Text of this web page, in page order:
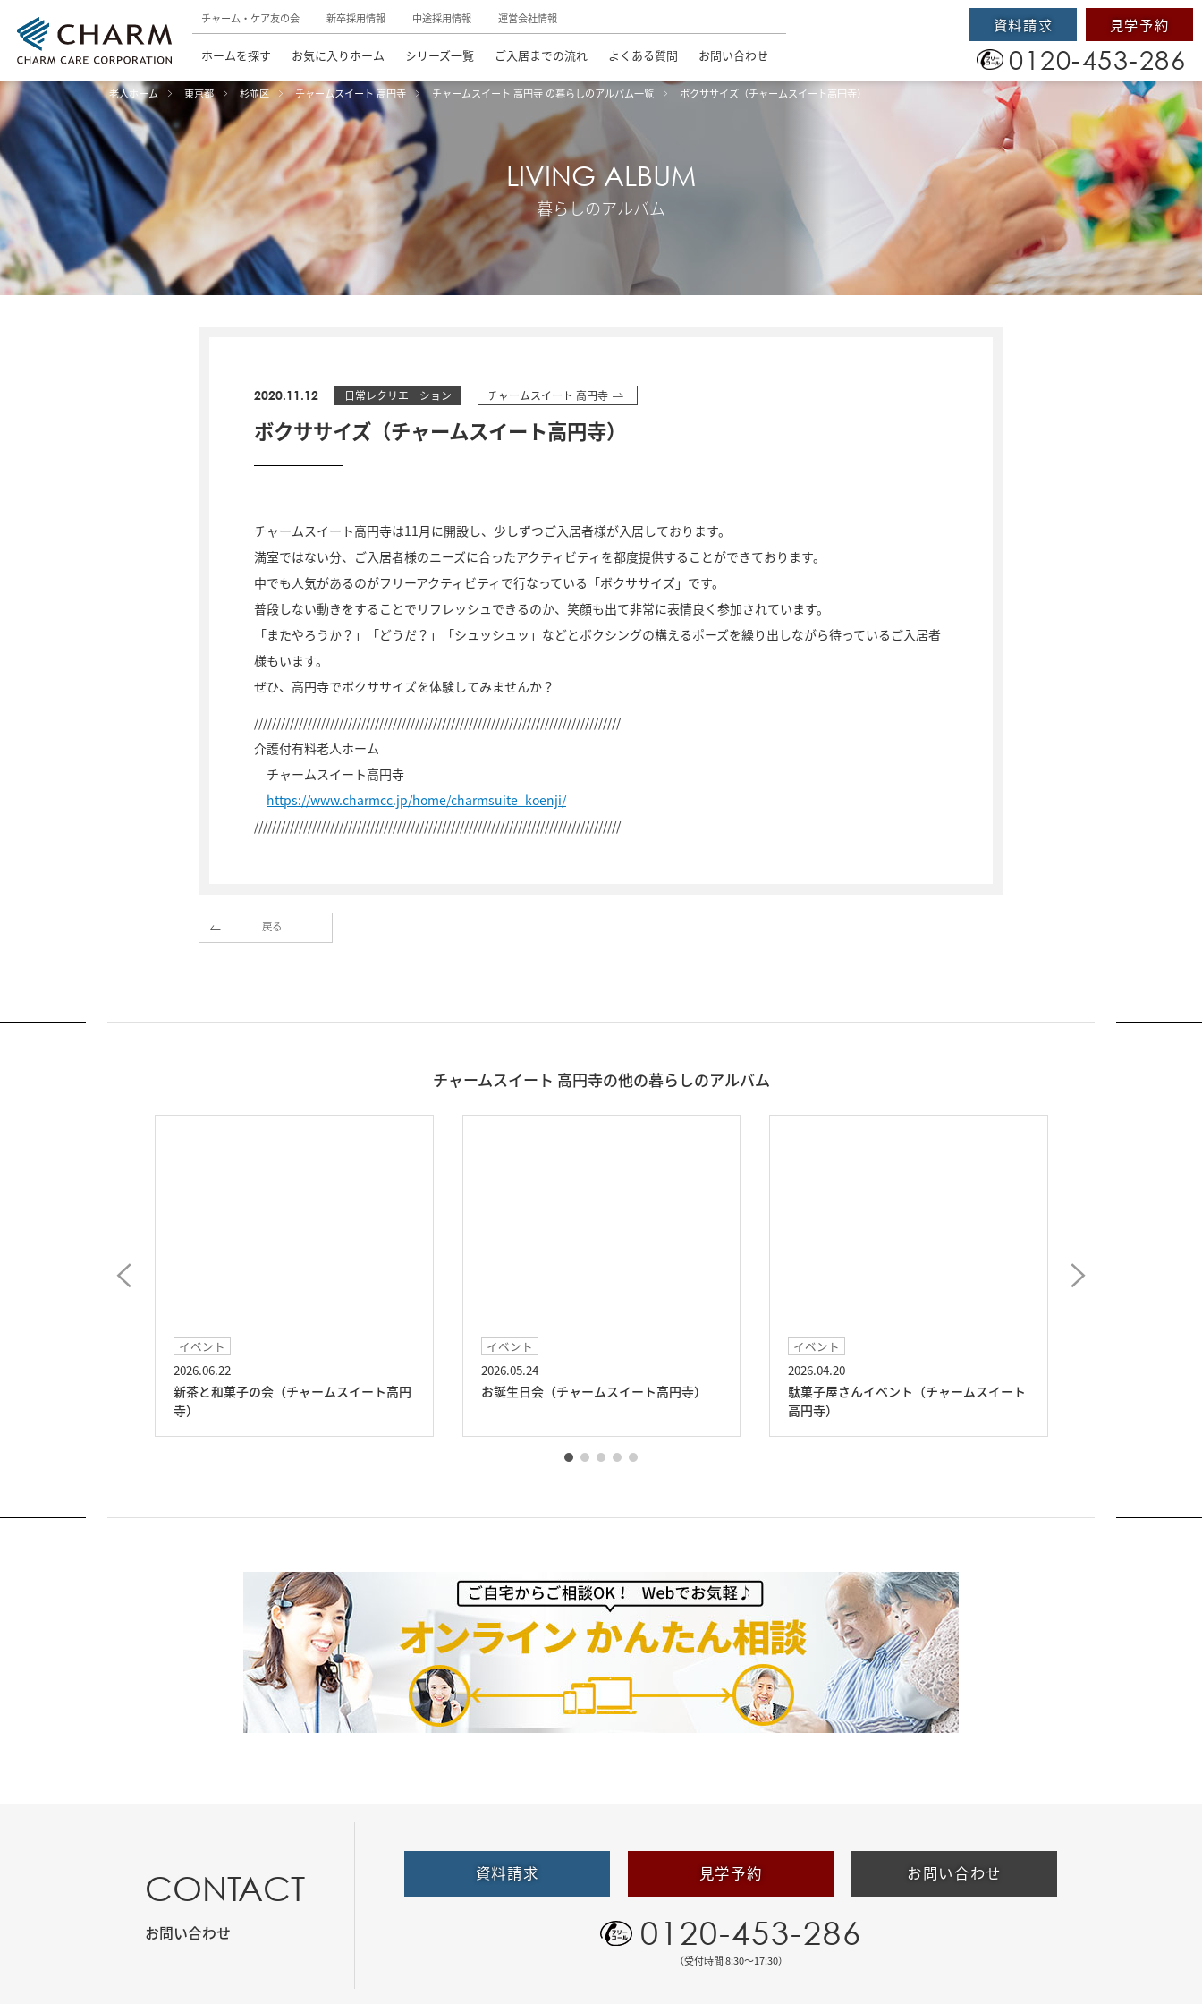
チャーム・ケア友の会 新卒採用情報 中途採用情報 運営会社情報
ホームを探す お気に入りホーム シリーズ一覧 ご入居までの流れ よくある質問 お問い合わせ
資料請求 見学予約
0120-453-286
老人ホーム 東京都 杉並区 チャームスイート 高円寺 チャームスイート 高円寺 の暮らしのアルバム一覧 ボクササイズ（チャームスイート高円寺）
LIVING ALBUM
暮らしのアルバム
2020.11.12 日常レクリエ―ション チャームスイート 高円寺
ボクササイズ（チャームスイート高円寺）
チャームスイート高円寺は11月に開設し、少しずつご入居者様が入居しております。
満室ではない分、ご入居者様のニーズに合ったアクティビティを都度提供することができております。
中でも人気があるのがフリーアクティビティで行なっている「ボクササイズ」です。
普段しない動きをすることでリフレッシュできるのか、笑顔も出て非常に表情良く参加されています。
「またやろうか？」「どうだ？」「シュッシュッ」などとボクシングの構えるポーズを繰り出しながら待っているご入居者
様もいます。
ぜひ、高円寺でボクササイズを体験してみませんか？
//////////////////////////////////////////////////////////////////////////////////
介護付有料老人ホーム
チャームスイート高円寺
https://www.charmcc.jp/home/charmsuite_koenji/
//////////////////////////////////////////////////////////////////////////////////
戻る
チャームスイート 高円寺の他の暮らしのアルバム
イベント
2026.06.22
新茶と和菓子の会（チャームスイート高円
寺）
イベント
2026.05.24
お誕生日会（チャームスイート高円寺）
イベント
2026.04.20
駄菓子屋さんイベント（チャームスイート
高円寺）
CONTACT
お問い合わせ
資料請求 見学予約 お問い合わせ
0120-453-286
（受付時間 8:30〜17:30）